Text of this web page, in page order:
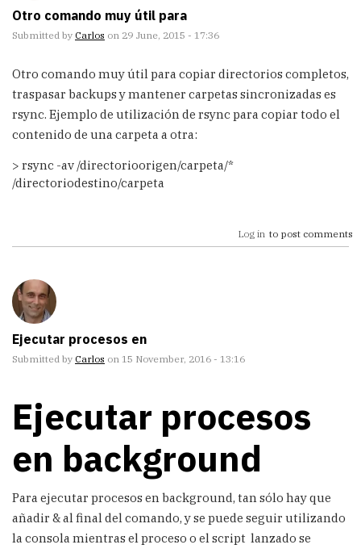
Otro comando muy útil para
Submitted by Carlos on 29 June, 2015 - 17:36
Otro comando muy útil para copiar directorios completos,
traspasar backups y mantener carpetas sincronizadas es
rsync. Ejemplo de utilización de rsync para copiar todo el
contenido de una carpeta a otra:
> rsync -av /directorioorigen/carpeta/*
/directoriodestino/carpeta
Log in to post comments
Ejecutar procesos en
Submitted by Carlos on 15 November, 2016 - 13:16
Ejecutar procesos
en background
Para ejecutar procesos en background, tan sólo hay que
añadir & al final del comando, y se puede seguir utilizando
la consola mientras el proceso o el script lanzado se